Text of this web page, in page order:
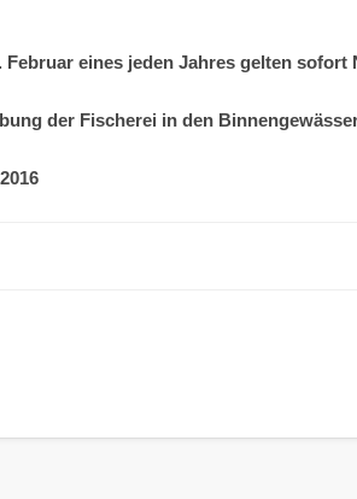
eines jeden Jahres gelten sofort
der Fischerei in den